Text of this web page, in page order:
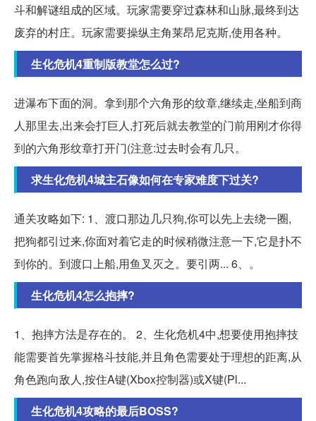
斗和解谜组成的区域。玩家需要穿过森林和山脉,最终到达
废弃的村庄。玩家需要操纵主角莱昂尼克斯,使用各种。
生化危机4重制版教堂怎么过?
进瀑布下面的洞。拿到那个六角形的纹章,继续走,坐船到商
人那里去,出来会打巨人,打死后就去教堂的门前用刚才你得
到的六角形纹章打开门(注意:过去时会有几只。
求生化危机4城主石像如何在专家难度下过关?
通关攻略如下: 1、渡口那边几只狗,你可以先上去绕一圈,
把狗都引过来,你面对着它走的时候稍微注意一下,它是扑不
到你的。到渡口上船,用鱼叉灭之。要引两... 6、。
生化危机4怎么抱摔?
1、抱摔方法是存在的。 2、生化危机4中,想要使用抱摔技
能需要首先掌握格斗技能,并且角色需要处于理想的距离,从
角色跑向敌人,按住A键(Xbox控制器)或X键(Pl...
生化危机4攻略的最后BOSS?